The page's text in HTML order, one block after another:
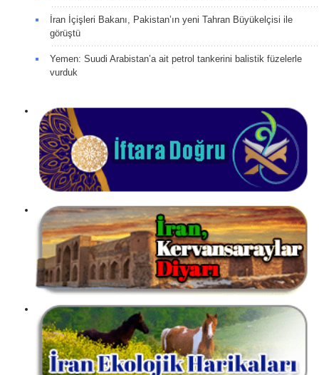
İran İçişleri Bakanı, Pakistan’ın yeni Tahran Büyükelçisi ile
görüştü
Yemen: Suudi Arabistan’a ait petrol tankerini balistik füzelerle
vurduk